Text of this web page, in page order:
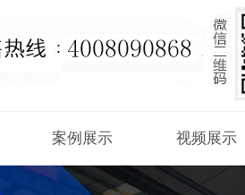
案例展示 视频展示